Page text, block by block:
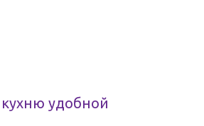
удобной